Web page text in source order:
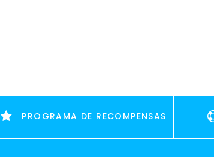
PROGRAMA DE RECOMPENSAS